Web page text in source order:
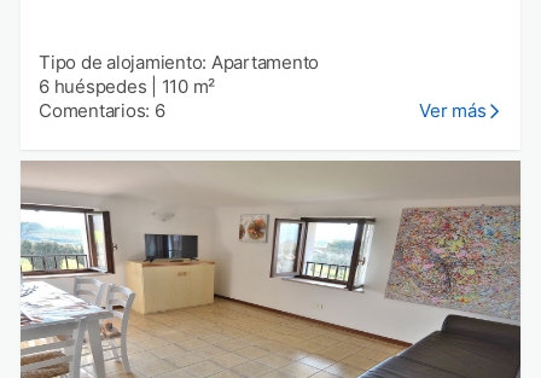
Tipo de alojamiento: Apartamento
6 huéspedes
110 m²
Comentarios: 6
Ver más